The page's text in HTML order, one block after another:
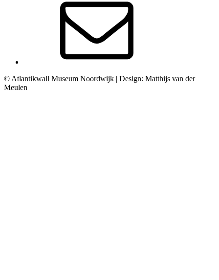
© Atlantikwall Museum Noordwijk | Design: Matthijs van der
Meulen